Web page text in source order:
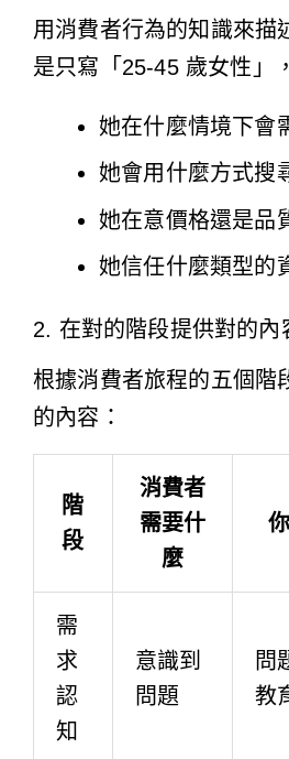
用消費者行為的知識來
是只寫「25-45 歲女性」
她在什麼情境下會
她會用什麼方式搜
她在意價格還是品
她信任什麼類型的
2. 在對的階段提供對的內
根據消費者旅程的五個階
的內容：
階
段
消費者
需要什
麼
需
求
認
知
意識到
問題
問
教